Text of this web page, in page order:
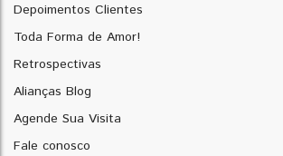
Depoimentos Clientes
Toda Forma de Amor!
Retrospectivas
Alianças Blog
Agende Sua Visita
Fale conosco